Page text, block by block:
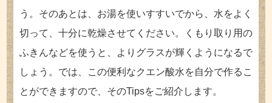
う。そのあとは、お湯を使いすすいでから、水をよく
切って、十分に乾燥させてください。くもり取り用の
ふきんなどを使うと、よりグラスが輝くようになるで
しょう。では、この便利なクエン酸水を自分で作るこ
とができますので、そのTipsをご紹介します。